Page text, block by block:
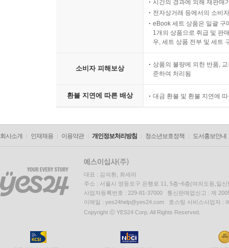
시간의 경과에 의해 재판매
전자상거래 등에서의 소비
eBook 세트 상품은 일괄 구
1개의 상품으로 취급 및 판
우, 세트 상품 전부 및 세트
소비자 피해보상
상품의 불량에 의한 반품,
준하여 처리됨
환불 지연에 따른 배상 대금 환불 및 환불 지연에
회사소개 인재채용 이용약관 개인정보처리방침 청소년보호정책 도서홍보안내
대표 : 김석환, 최세라
주소 : 서울시 영등포구 은행로 11, 5층~6층(여의도동,일신
사업자등록번호 : 229-81-37000 통신판매업신고 : 제
이메일 : yes24help@yes24.com 호스팅 서비스사업자 :
Copyright ⓒ YES24 Corp. All Rights Reserved.